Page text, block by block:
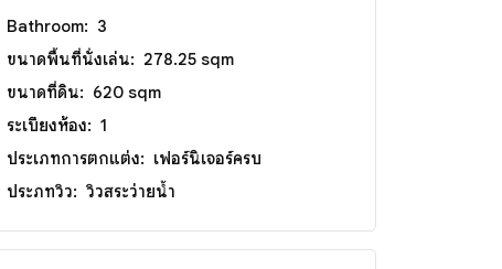
Bathroom: 3
ขนาดพื้นที่นั่งเล่น: 278.25 sqm
ขนาดที่ดิน: 620 sqm
ระเบียงห้อง: 1
ประเภทการตกแต่ง: เฟอร์นิเจอร์ครบ
ประภทวิว: วิวสระว่ายน้ำ